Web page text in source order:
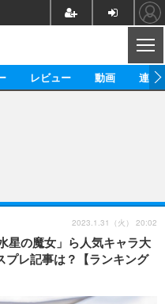
グッズ
ビジネス
アーティスト
実写
レビュー 動画 連載
星の魔女」ら人気キャラ大
プレ記事は？【ランキング
2023.1.31（火） 20:02